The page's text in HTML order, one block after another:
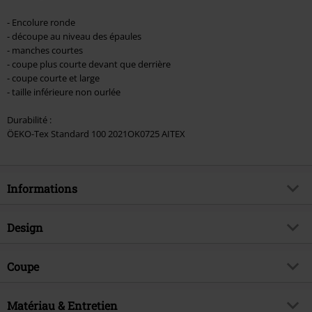
- Encolure ronde
- découpe au niveau des épaules
- manches courtes
- coupe plus courte devant que derrière
- coupe courte et large
- taille inférieure non ourlée
Durabilité :
ÖEKO-Tex Standard 100 2021OK0725 AITEX
Informations
Article n°.
Brand
Thématiques
Design
Catégorie de produit
Encolure
Coupe
Coupe de l'article
Matériau & Entretien